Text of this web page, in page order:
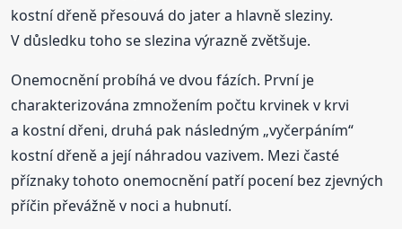
kostní dřeně přesouvá do jater a hlavně sleziny.
V důsledku toho se slezina výrazně zvětšuje.
Onemocnění probíhá ve dvou fázích. První je
charakterizována zmnožením počtu krvinek v krvi
a kostní dřeni, druhá pak následným „vyčerpáním“
kostní dřeně a její náhradou vazivem. Mezi časté
příznaky tohoto onemocnění patří pocení bez zjevných
příčin převážně v noci a hubnutí.